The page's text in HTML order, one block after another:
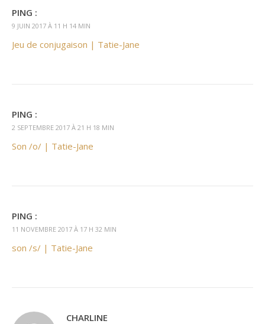
PING :
9 JUIN 2017 À 11 H 14 MIN
Jeu de conjugaison | Tatie-Jane
PING :
2 SEPTEMBRE 2017 À 21 H 18 MIN
Son /o/ | Tatie-Jane
PING :
11 NOVEMBRE 2017 À 17 H 32 MIN
son /s/ | Tatie-Jane
CHARLINE